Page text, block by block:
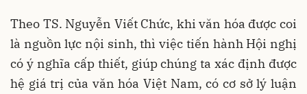
Theo TS. Nguyễn Viết Chức, khi văn hóa được coi
là nguồn lực nội sinh, thì việc tiến hành Hội nghị
có ý nghĩa cấp thiết, giúp chúng ta xác định được
hệ giá trị của văn hóa Việt Nam, có cơ sở lý luận